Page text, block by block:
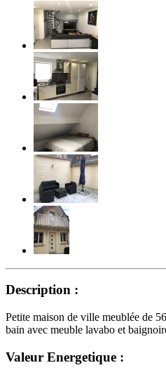
Description :
Petite maison de ville meublée de
bain avec meuble lavabo et
Valeur Energetique :